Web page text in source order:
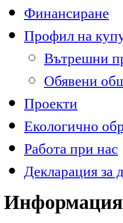
Финансиране
Профил на
Вътрешни
Обявени
Проекти
Екологично
Работа при нас
Декларация за
Информация